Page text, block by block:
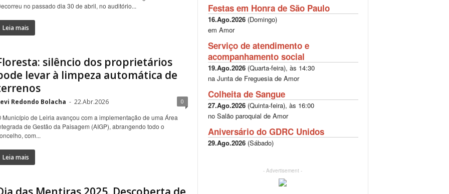
no passado dia 30 de abril, no auditório...
Leia mais
silêncio dos proprietários
levar à limpeza automática de
Redondo Bolacha - 22.Abr.2026 0
Município de Leiria avançou com a implementação de uma Área
de Gestão da Paisagem (AIGP), abrangendo todo o
com...
Leia mais
Festas em Honra de São Paulo
16.Ago.2026(Domingo)
em Amor
Serviço de atendimento e
acompanhamento social
19.Ago.2026(Quarta-feira), às 14:30
na Junta de Freguesia de Amor
Colheita de Sangue
27.Ago.2026(Quinta-feira), às 16:00
no Salão paroquial de Amor
Aniversário do GDRC Unidos
29.Ago.2026(Sábado)
- Advertisement -